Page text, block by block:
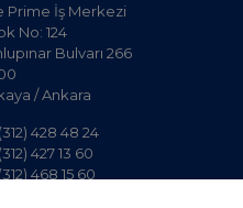
Prime İş Merkezi
No: 124
Bulvarı 266
/ Ankara
428 48 24
427 13 60
468 15 60